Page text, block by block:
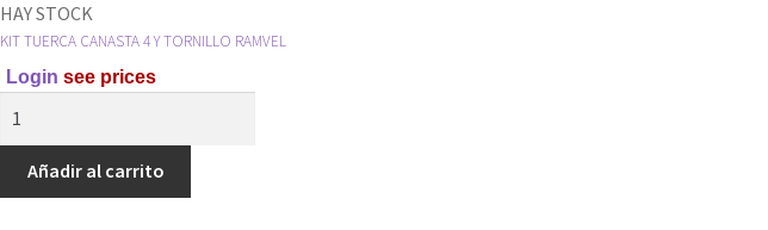
HAY STOCK
KIT TUERCA CANASTA 4 Y TORNILLO RAMVEL
Login see prices
CANASTA
4
Añadir al carrito